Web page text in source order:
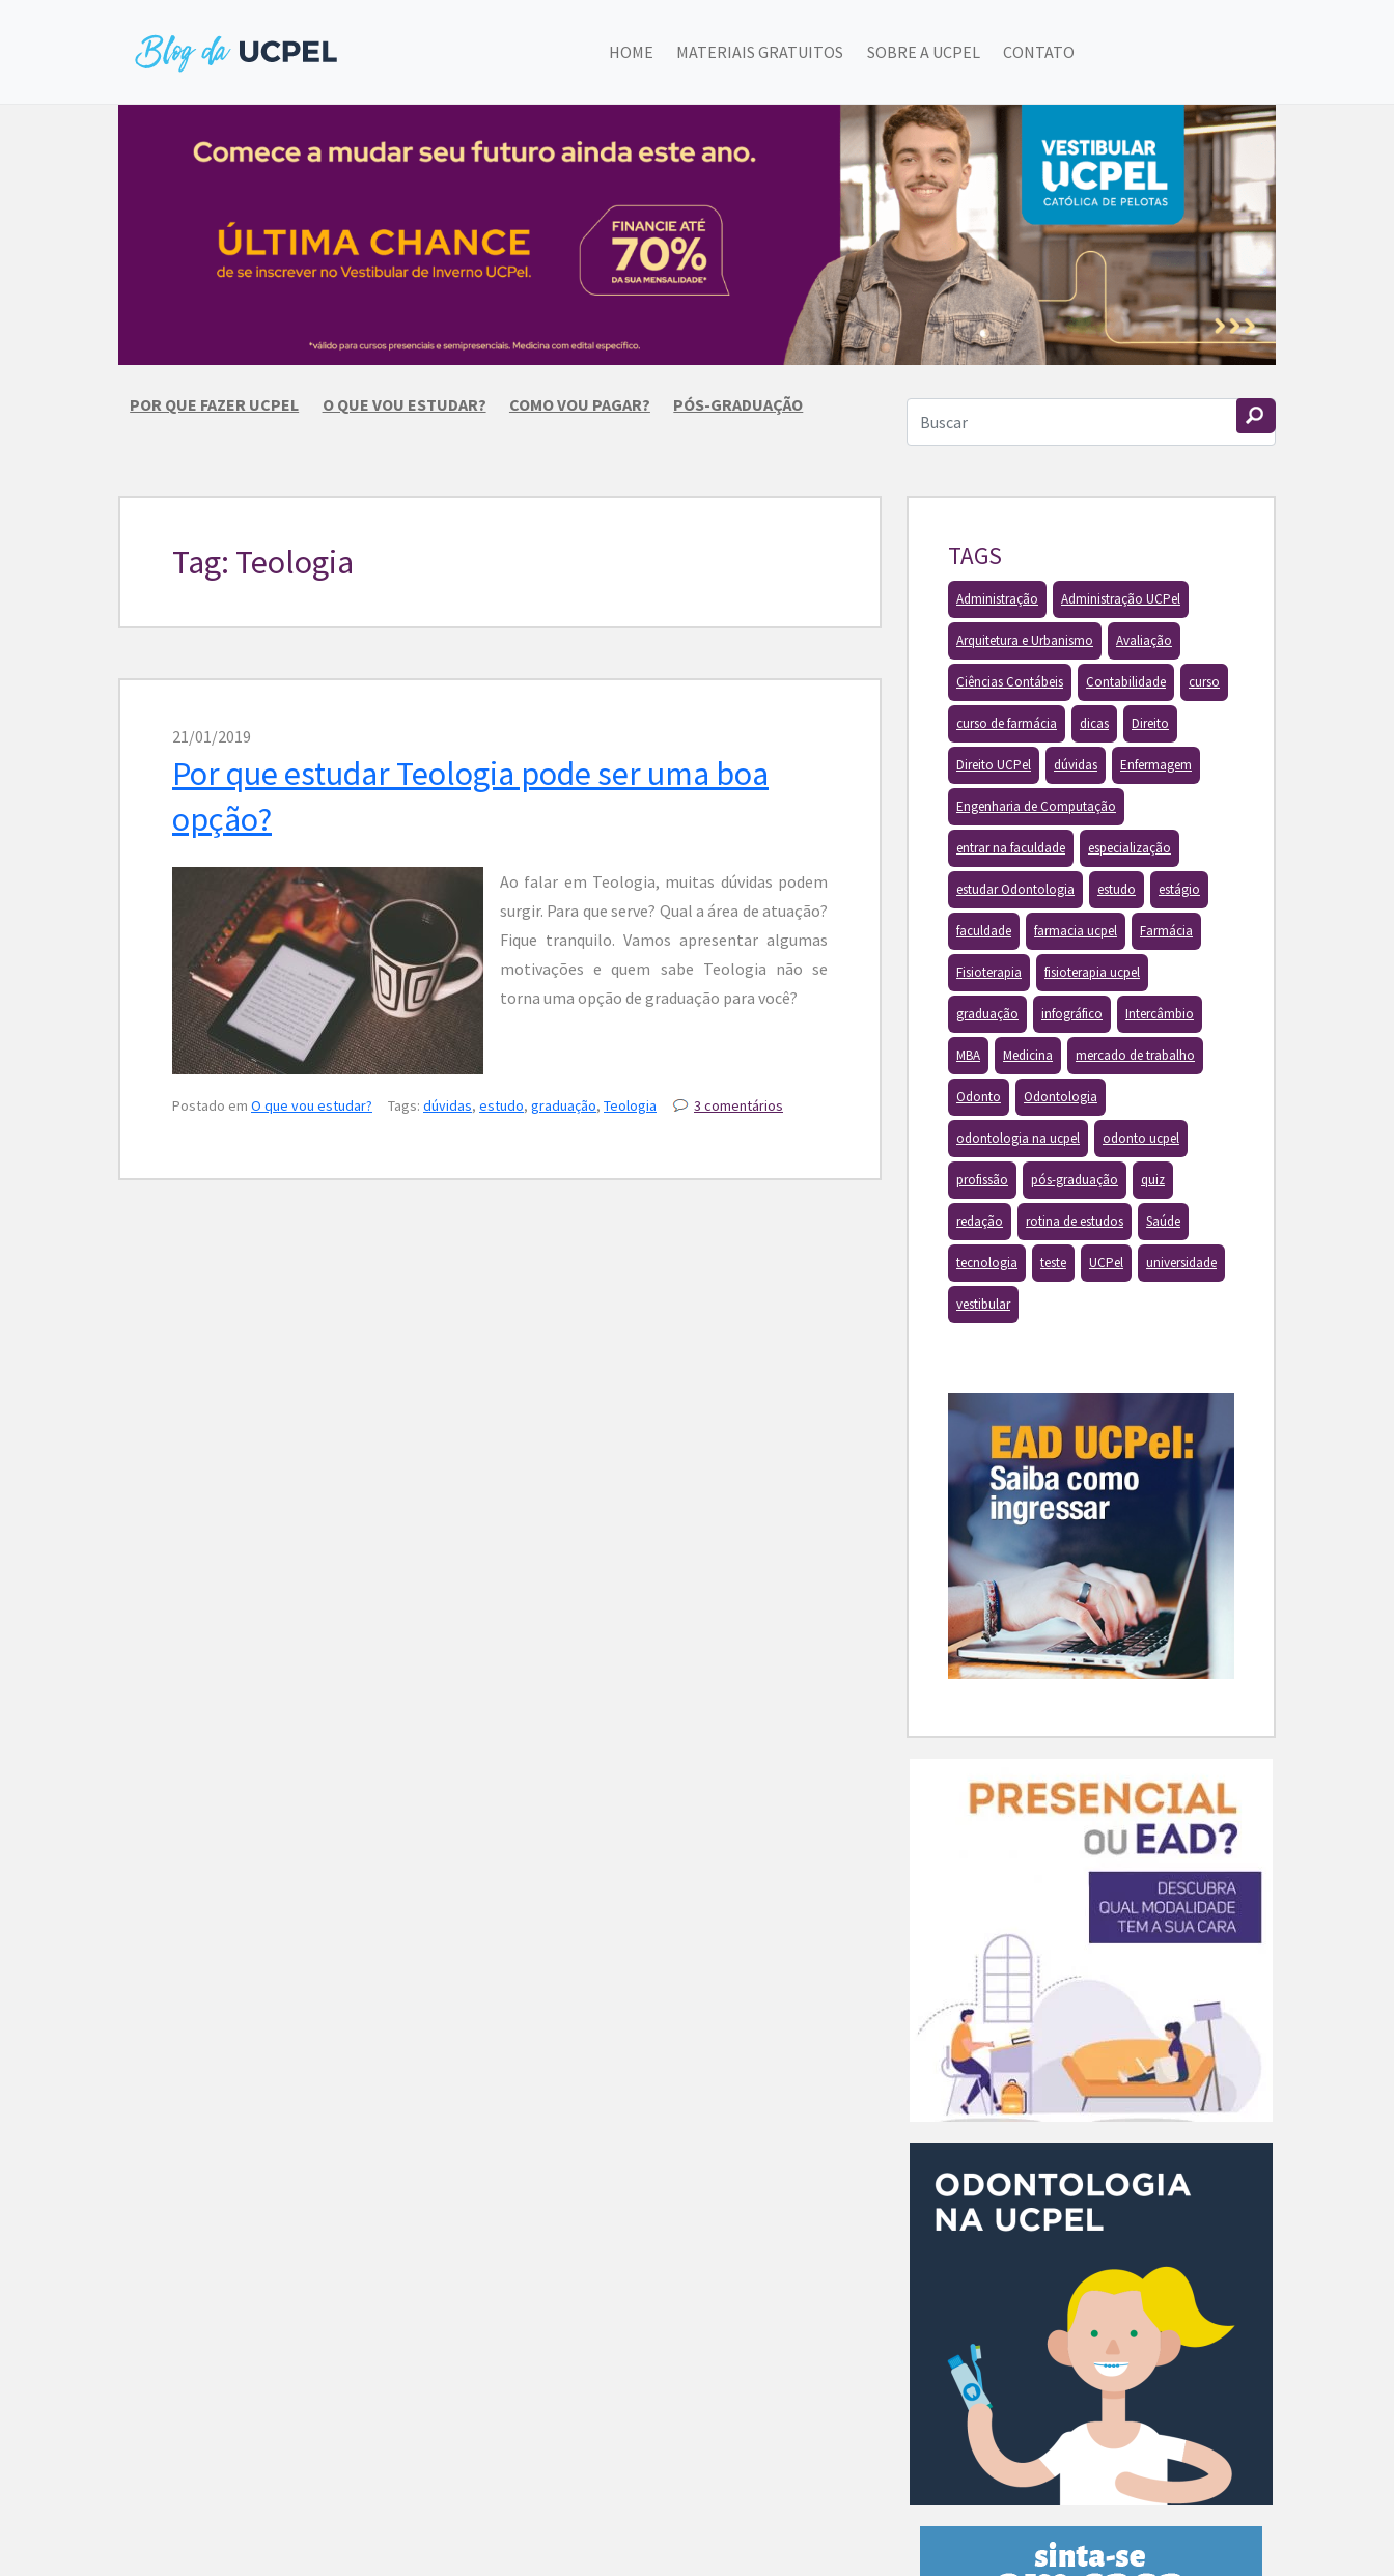
HOME MATERIAIS GRATUITOS SOBRE A UCPEL CONTATO
POR QUE FAZER UCPEL O QUE VOU ESTUDAR? COMO VOU PAGAR? PÓS-GRADUAÇÃO
Tag: Teologia
21/01/2019
Por que estudar Teologia pode ser uma boa
opção?
Ao falar em Teologia, muitas dúvidas podem
surgir. Para que serve? Qual a área de atuação?
Fique tranquilo. Vamos apresentar algumas
motivações e quem sabe Teologia não se
torna uma opção de graduação para você?
Postado em O que vou estudar? Tags: dúvidas, estudo, graduação, Teologia 3 comentários
TAGS
Administração Administração UCPel
Arquitetura e Urbanismo Avaliação
Ciências Contábeis Contabilidade curso
curso de farmácia dicas Direito
Direito UCPel dúvidas Enfermagem
Engenharia de Computação
entrar na faculdade especialização
estudar Odontologia estudo estágio
faculdade farmacia ucpel Farmácia
Fisioterapia fisioterapia ucpel
graduação infográfico Intercâmbio
MBA Medicina mercado de trabalho
Odonto Odontologia
odontologia na ucpel odonto ucpel
profissão pós-graduação quiz
redação rotina de estudos Saúde
tecnologia teste UCPel universidade
vestibular